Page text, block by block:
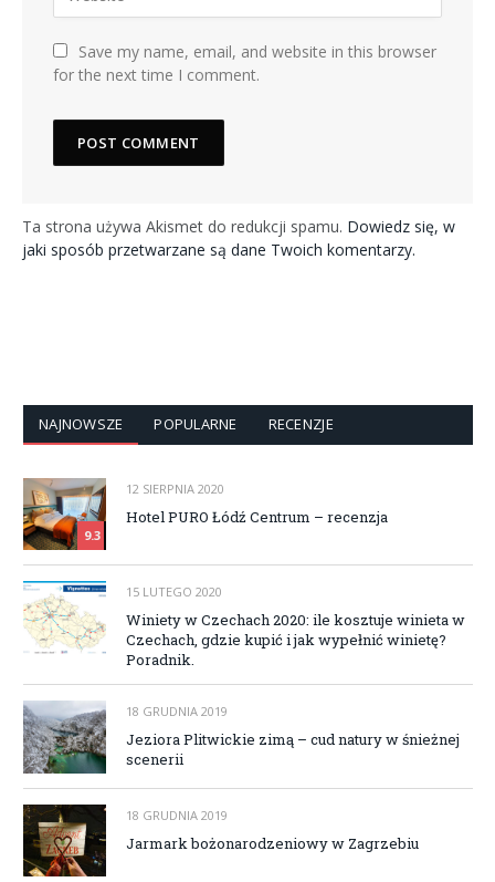
Save my name, email, and website in this browser
for the next time I comment.
Ta strona używa Akismet do redukcji spamu. Dowiedz się, w
jaki sposób przetwarzane są dane Twoich komentarzy.
NAJNOWSZE POPULARNE RECENZJE
9.3
12 SIERPNIA 2020
Hotel PURO Łódź Centrum – recenzja
15 LUTEGO 2020
Winiety w Czechach 2020: ile kosztuje winieta w
Czechach, gdzie kupić i jak wypełnić winietę?
Poradnik.
18 GRUDNIA 2019
Jeziora Plitwickie zimą – cud natury w śnieżnej
scenerii
18 GRUDNIA 2019
Jarmark bożonarodzeniowy w Zagrzebiu